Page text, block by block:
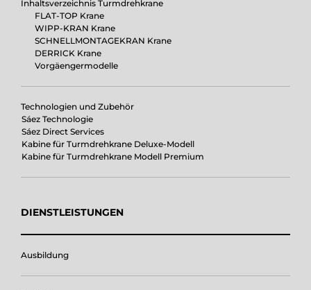
Inhaltsverzeichnis Turmdrehkrane
FLAT-TOP Krane
WIPP-KRAN Krane
SCHNELLMONTAGEKRAN Krane
DERRICK Krane
Vorgäengermodelle
Technologien und Zubehör
Sáez Technologie
Sáez Direct Services
Kabine für Turmdrehkrane Deluxe-Modell
Kabine für Turmdrehkrane Modell Premium
DIENSTLEISTUNGEN
Ausbildung